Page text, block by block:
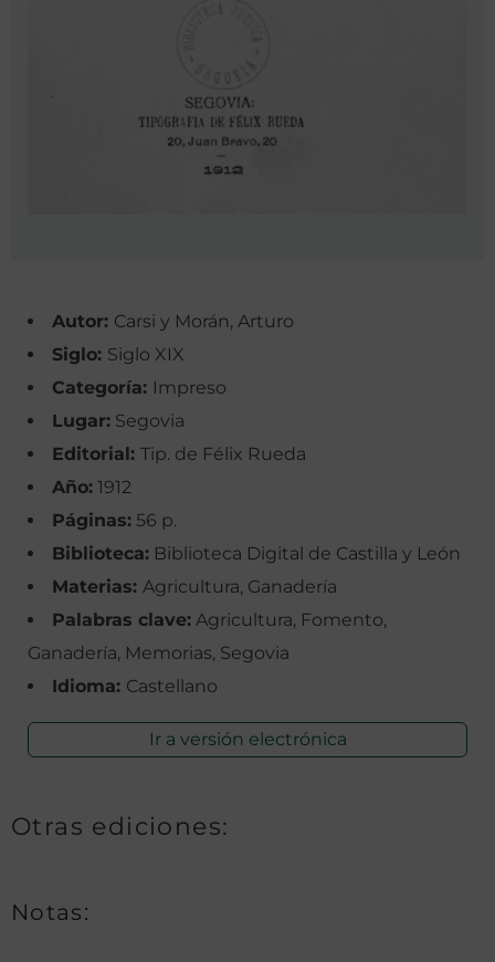
Autor: Carsi y Morán, Arturo
Siglo: Siglo XIX
Categoría: Impreso
Lugar: Segovia
Editorial: Tip. de Félix Rueda
Año: 1912
Páginas: 56 p.
Biblioteca: Biblioteca Digital de Castilla y León
Materias: Agricultura, Ganadería
Palabras clave: Agricultura, Fomento,
Ganadería, Memorias, Segovia
Idioma: Castellano
Ir a versión electrónica
Otras ediciones:
Notas: